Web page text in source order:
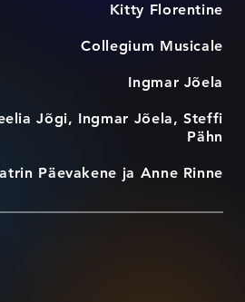
Kitty Florentine
Collegium Musicale
Ingmar Jõela
Jõgi, Ingmar Jõela, Steffi
Pähn
Päevakene ja Anne Rinne